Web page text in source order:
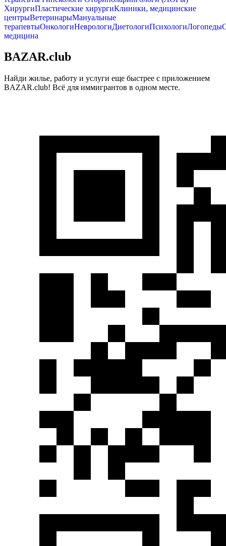
ХирургиПластические хирургиКлиники, медицинские
центрыВетеринарыМануальные
терапевтыОнкологиНеврологиДиетологиПсихологиЛогопеды
медицина
BAZAR.club
Найди жилье, работу и услуги еще быстрее с приложением
BAZAR.club! Всё для иммигрантов в одном месте.